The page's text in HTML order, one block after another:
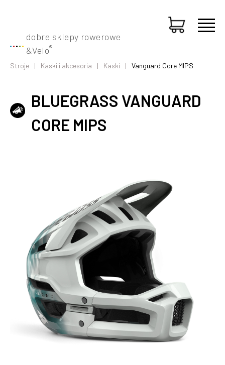
dobre sklepy rowerowe
&Velo®
Stroje Kaski i akcesoria Kaski Vanguard Core MIPS
BLUEGRASS VANGUARD
CORE MIPS